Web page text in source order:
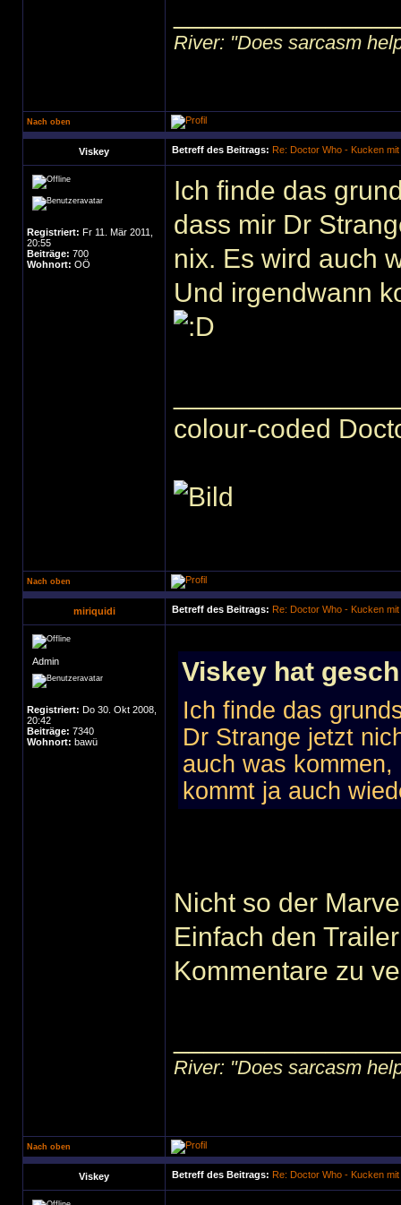
River: "Does sarcasm
Nach oben
Viskey Betreff des Beitrags: Re: Doctor Who - Kucken mit
Registriert: Fr 11. Mär 2011,
20:55
Beiträge: 700
Wohnort: OÖ
Ich finde das
dass mir Dr
nix. Es wird auch
Und irgendwann
colour-coded
Nach oben
miriquidi Betreff des Beitrags: Re: Doctor Who - Kucken mit
Admin
Registriert: Do 30. Okt 2008,
20:42
Beiträge: 7340
Wohnort: bawü
Viskey hat
Ich finde das
Dr Strange jetzt
auch was
kommt ja auch
Nicht so der
Einfach den
Kommentare zu
River: "Does sarcasm
Nach oben
Viskey Betreff des Beitrags: Re: Doctor Who - Kucken mit